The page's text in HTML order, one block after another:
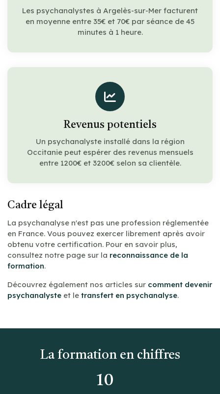
Les psychanalystes à Argelès-sur-Mer facturent
en moyenne entre 35€ et 70€ par séance de 45
minutes à 1 heure.
Revenus potentiels
Un psychanalyste installé dans la région
Occitanie peut espérer des revenus mensuels
entre 1200€ et 3200€ selon sa clientèle.
Cadre légal
La psychanalyse n'est pas une profession réglementée
en France. Vous pouvez exercer librement après avoir
obtenu votre certification. Pour en savoir plus,
consultez notre page sur la reconnaissance de la
formation.
Découvrez également nos articles sur comment devenir
psychanalyste et le transfert en psychanalyse.
La formation en chiffres
10